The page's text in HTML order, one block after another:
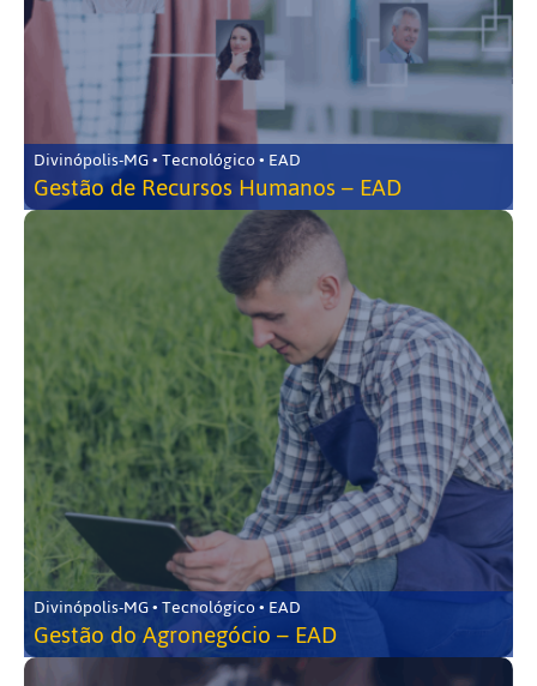
Divinópolis-MG • Tecnológico • EAD
Gestão de Recursos Humanos – EAD
Divinópolis-MG • Tecnológico • EAD
Gestão do Agronegócio – EAD